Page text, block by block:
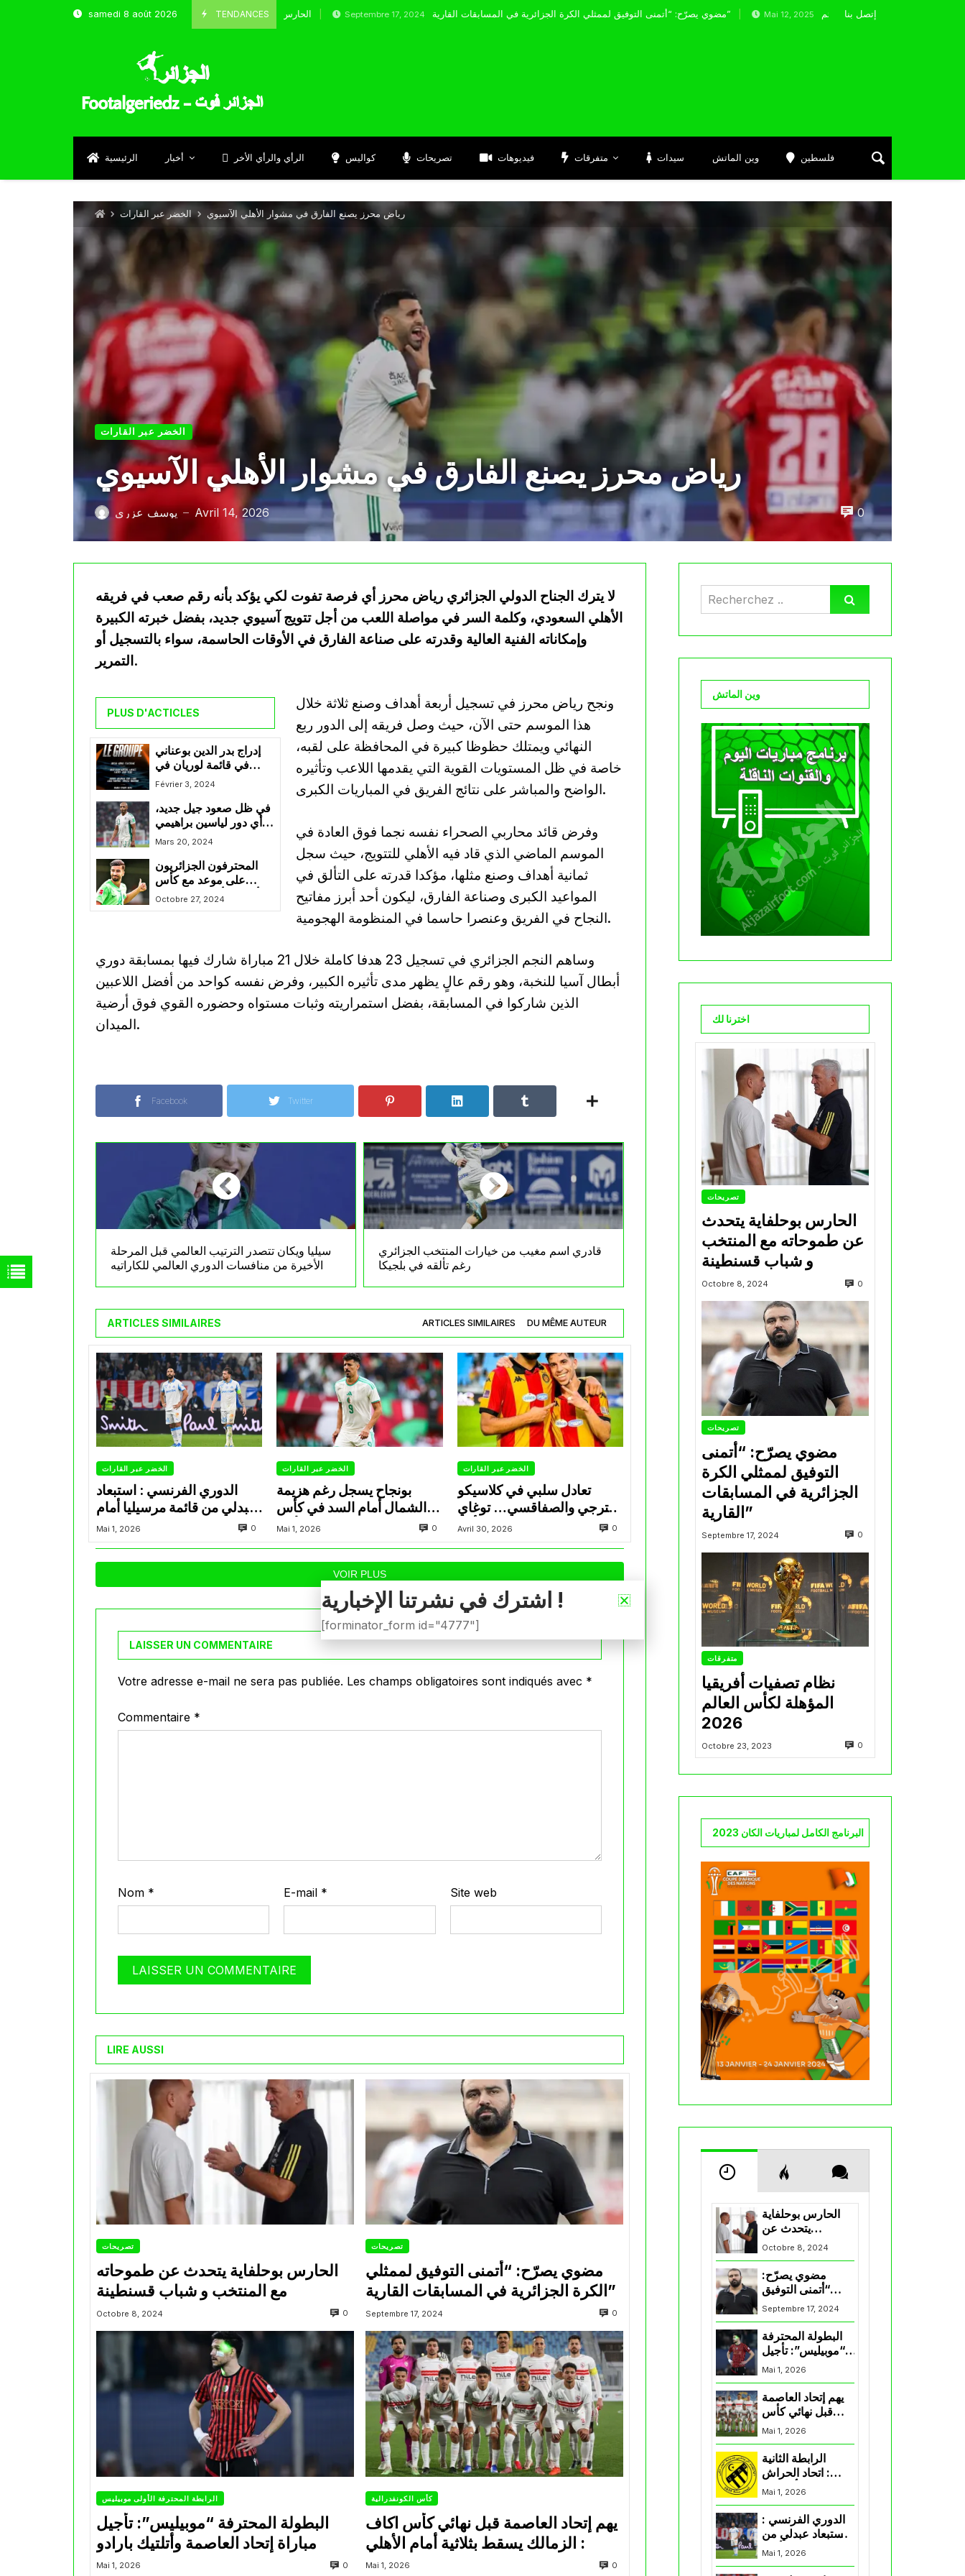
samedi 8 août 2026 TENDANCES
الحارس بوحلفاية يتحدث عن طموحاته مع المنتخب و شباب Septembre 17, 2024 مضوي يصرّح: “أتمنى التوفيق لممثلي الكرة الجزائرية في المسابقات القارية” Mai 12, 2025 يضع ثقته في بن ناصر ويخطط لضمه بشكل دائم
إتصل بنا
الرئيسية أخبار الرأي والرأي الأخر كواليس تصريحات فيديوهات متفرقات سيدات وين الماتش فلسطين
الخضر عبر القارات رياض محرز يصنع الفارق في مشوار الأهلي الآسيوي
الخضر عبر القارات
رياض محرز يصنع الفارق في مشوار الأهلي الآسيوي
يوسف عزري — Avril 14, 2026 0
لا يترك الجناح الدولي الجزائري رياض محرز أي فرصة تفوت لكي يؤكد بأنه رقم صعب في فريقه
الأهلي السعودي، وكلمة السر في مواصلة اللعب من أجل تتويج آسيوي جديد، بفضل خبرته الكبيرة
وإمكاناته الفنية العالية وقدرته على صناعة الفارق في الأوقات الحاسمة، سواء بالتسجيل أو
التمرير.
PLUS D'ACTICLES
إدراج بدر الدين بوعناني
في قائمة لوريان في
المباراة المقبلة ضد ميتز
Février 3, 2024
في ظل صعود جيل جديد،
أي دور لياسين براهيمي
في المنتخب ؟
Mars 20, 2024
المحترفون الجزائريون
على موعد مع كأس
ألمانيا وأبرز المواجهات
ستجمع بين عمورة وبن
Octobre 27, 2024
ونجح رياض محرز في تسجيل أربعة أهداف وصنع ثلاثة خلال
هذا الموسم حتى الآن، حيث وصل فريقه إلى الدور ربع
النهائي ويمتلك حظوظا كبيرة في المحافظة على لقبه،
خاصة في ظل المستويات القوية التي يقدمها اللاعب وتأثيره
الواضح والمباشر على نتائج الفريق في المباريات الكبرى.
وفرض قائد محاربي الصحراء نفسه نجما فوق العادة في
الموسم الماضي الذي قاد فيه الأهلي للتتويج، حيث سجل
ثمانية أهداف وصنع مثلها، مؤكدا قدرته على التألق في
المواعيد الكبرى وصناعة الفارق، ليكون أحد أبرز مفاتيح
النجاح في الفريق وعنصرا حاسما في المنظومة الهجومية.
وساهم النجم الجزائري في تسجيل 23 هدفا كاملة خلال 21 مباراة شارك فيها بمسابقة دوري
أبطال آسيا للنخبة، وهو رقم عالٍ يظهر مدى تأثيره الكبير، وفرض نفسه كواحد من أفضل اللاعبين
الذين شاركوا في المسابقة، بفضل استمراريته وثبات مستواه وحضوره القوي فوق أرضية
الميدان.
Facebook Twitter
سيليا ويكان تتصدر الترتيب العالمي قبل المرحلة
الأخيرة من منافسات الدوري العالمي للكاراتيه
قادري اسم مغيب من خيارات المنتخب الجزائري
رغم تألقه في بلجيكا
ARTICLES SIMILAIRES ARTICLES SIMILAIRES DU MÊME AUTEUR
الخضر عبر القارات
الدوري الفرنسي : استبعاد
عبدلي من قائمة مرسيليا أمام
نانت
Mai 1, 2026 0
الخضر عبر القارات
بونجاح يسجل رغم هزيمة
الشمال أمام السد في كأس
الأمير
Mai 1, 2026 0
الخضر عبر القارات
تعادل سلبي في كلاسيكو
الترجي والصفاقسي… توغاي
يهدر ركلة جزاء وبوعالية يتألق
Avril 30, 2026 0
VOIR PLUS
LAISSER UN COMMENTAIRE
Votre adresse e-mail ne sera pas publiée. Les champs obligatoires sont indiqués avec *
Commentaire *
Nom * E-mail * Site web
LIRE AUSSI
تصريحات
الحارس بوحلفاية يتحدث عن طموحاته
مع المنتخب و شباب قسنطينة
Octobre 8, 2024 0
تصريحات
مضوي يصرّح: “أتمنى التوفيق لممثلي
الكرة الجزائرية في المسابقات القارية”
Septembre 17, 2024 0
الرابطة المحترفة الأولى موبيليس
البطولة المحترفة “موبيليس”: تأجيل
مباراة إتحاد العاصمة وأتلتيك بارادو
Mai 1, 2026 0
كأس الكونفدرالية
يهم إتحاد العاصمة قبل نهائي كأس اكاف
Mai 1, 2026 0
وين الماتش
اخترنا لك
تصريحات
الحارس بوحلفاية يتحدث
عن طموحاته مع المنتخب
و شباب قسنطينة
Octobre 8, 2024 0
تصريحات
مضوي يصرّح: “أتمنى
التوفيق لممثلي الكرة
الجزائرية في المسابقات
القارية”
Septembre 17, 2024 0
متفرقات
نظام تصفيات أفريقيا
المؤهلة لكأس العالم
2026
Octobre 23, 2023 0
البرنامج الكامل لمباريات الكان 2023
الحارس بوحلفاية
يتحدث عن
طموحاته مع
المنتخب و شباب
قسنطينة
Octobre 8, 2024
مضوي يصرّح:
“أتمنى التوفيق
لممثلي الكرة
الجزائرية في
Septembre 17, 2024
البطولة المحترفة
“موبيليس”: تأجيل
مباراة إتحاد
العاصمة وأتلتيك
بارادو
Mai 1, 2026
يهم إتحاد العاصمة
قبل نهائي كأس
اكاف : الزمالك
يسقط بثلاثية أمام
Mai 1, 2026
الرابطة الثانية
: اتحاد الحراش
يحسم التأهل إلى
“البلاي أوف”
Mai 1, 2026
الدوري الفرنسي :
استبعاد عبدلي من
قائمة مرسيليا أمام
Mai 1, 2026
اشترك في نشرتنا الإخبارية !
[forminator_form id="4777"]